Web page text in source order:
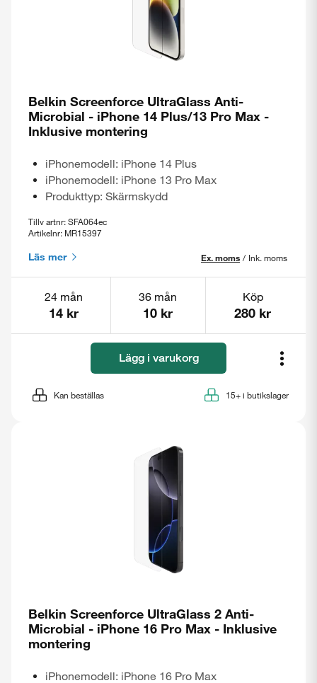
Belkin Screenforce UltraGlass Anti-
Microbial - iPhone 14 Plus/13 Pro Max -
Inklusive montering
iPhonemodell: iPhone 14 Plus
iPhonemodell: iPhone 13 Pro Max
Produkttyp: Skärmskydd
Tillv artnr: SFA064ec
Artikelnr: MR15397
Läs mer Ex. moms / Ink. moms
24 mån
14 kr
36 mån
10 kr
Köp
280 kr
Lägg i varukorg
Kan beställas 15+ i butikslager
Belkin Screenforce UltraGlass 2 Anti-
Microbial - iPhone 16 Pro Max - Inklusive
montering
iPhonemodell: iPhone 16 Pro Max